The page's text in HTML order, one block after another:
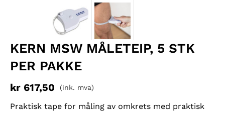
KERN MSW MÅLETEIP, 5 STK
PER PAKKE
kr 617,50 (ink. mva)
Praktisk tape for måling av omkrets med praktisk